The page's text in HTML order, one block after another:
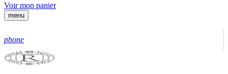
Voir mon panier
menu
phone